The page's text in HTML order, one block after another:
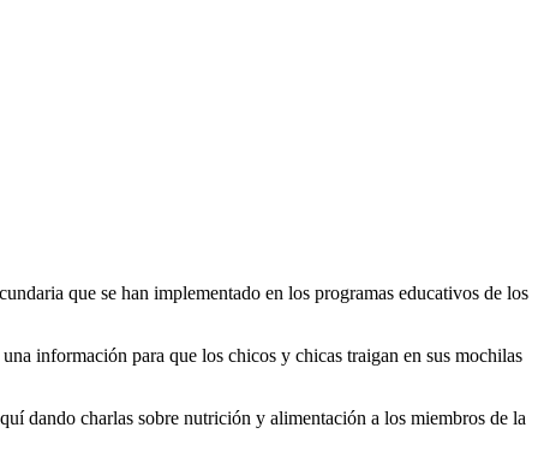
que se han implementado en los programas educativos de los
información para que los chicos y chicas traigan en sus mochilas
dando charlas sobre nutrición y alimentación a los miembros de la